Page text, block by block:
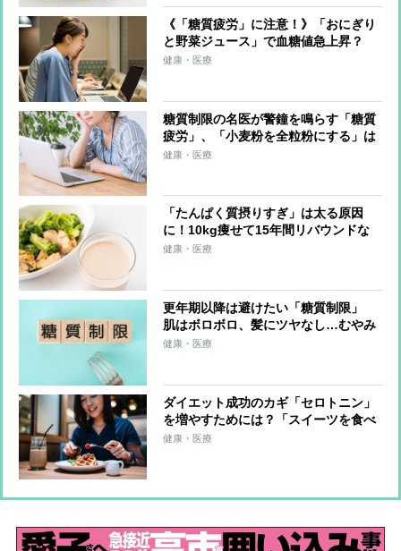
《「糖質疲労」に注意！》「おにぎり
と野菜ジュース」で血糖値急上昇？
「低GI食品のそばならOK」は誤解だ
健康・医療
糖質制限の名医が警鐘を鳴らす「糖質
疲労」、「小麦粉を全粒粉にする」は
意味がない？ 注意すべき「低脂肪ヨ
健康・医療
「たんぱく質摂りすぎ」は太る原因
に！10kg痩せて15年間リバウンドな
しの管理栄養士が語る
健康・医療
更年期以降は避けたい「糖質制限」
肌はボロボロ、髪にツヤなし…むやみ
にやると“老け”のもとに
健康・医療
ダイエット成功のカギ「セロトニン」
を増やすためには？「スイーツを食べ
る」「噛む」「泣く」など7つの方法
健康・医療